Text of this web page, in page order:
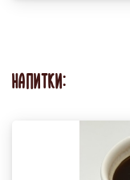
НАПИТКИ: